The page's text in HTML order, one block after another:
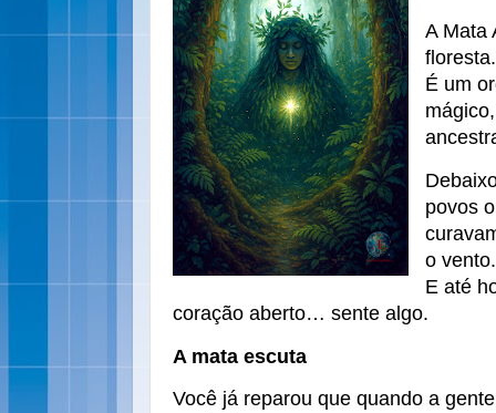
A Mata
floresta.
É um
povos
o vento.
E até
coração aberto… sente algo.
A mata escuta
Você já reparou que quando a